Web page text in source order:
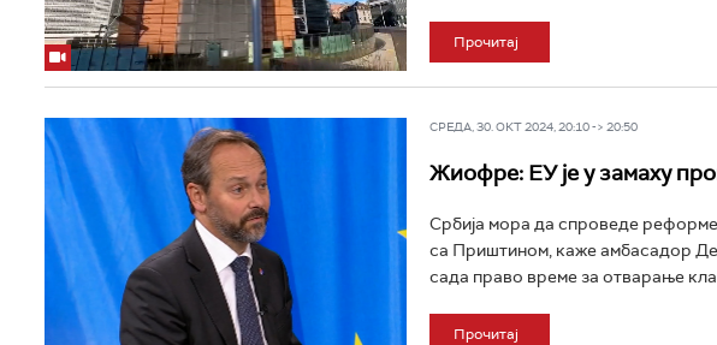
Прочитај
СРЕДА, 30. ОКТ 2024, 20:10 -> 20:50
Жиофре: ЕУ је у замаху
Србија мора да спроведе
са Приштином, каже амбасадор
сада право време за отварање
Прочитај